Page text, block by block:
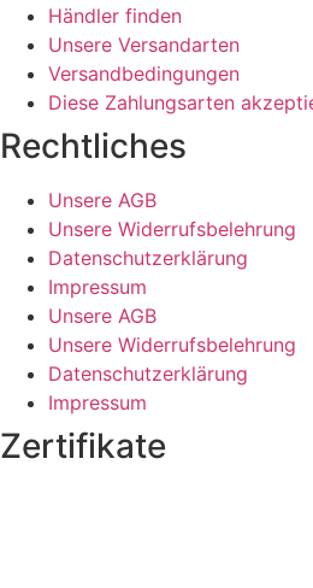
Händler finden
Unsere Versandarten
Versandbedingungen
Diese Zahlungsarten
Rechtliches
Unsere AGB
Unsere Widerrufsbelehrung
Datenschutzerklärung
Impressum
Unsere AGB
Unsere Widerrufsbelehrung
Datenschutzerklärung
Impressum
Zertifikate